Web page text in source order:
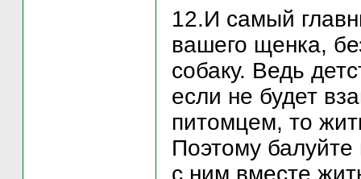
12.И самый
вашего щенка,
собаку. Ведь
если не будет
питомцем, то
Поэтому
с ним вместе